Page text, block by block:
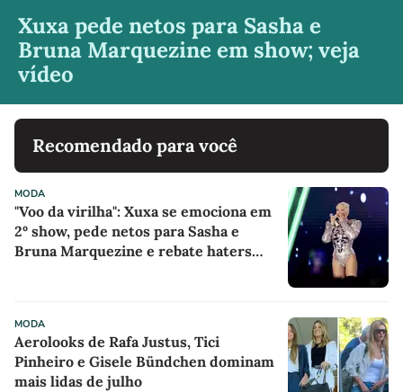
Xuxa pede netos para Sasha e
Bruna Marquezine em show; veja
vídeo
Recomendado para você
MODA
"Voo da virilha": Xuxa se emociona em
2º show, pede netos para Sasha e
Bruna Marquezine e rebate haters
MODA
Aerolooks de Rafa Justus, Tici
Pinheiro e Gisele Bündchen dominam
mais lidas de julho